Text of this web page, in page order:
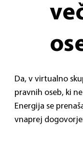
Da, v virtualno
pravnih oseb, ki
Energija se
vnaprej